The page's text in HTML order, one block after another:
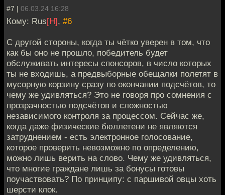
#7 | 06.03.24 16:28
Кому: Rus[H], #6
С другой стороны, когда ты чётко уверен в том, что
как бы оно не прошло, победитель будет
обслуживать интересы спонсоров, в число которых
ты не входишь, а предвыборные обещалки полетят в
мусорную корзину сразу по окончании подсчётов, то
чему же удивляться? Это не говоря про сомнения с
прозрачностью подсчётов и сложностью
независимого контроля за процессом. Сейчас же,
когда даже физические бюллетени не являются
затруднением - есть электронное голосование,
которое проверить невозможно по определению,
можно лишь верить на слово. Чему же удивляться,
что многие граждане лишь за бонусы готовы
поучаствовать? По принципу: с паршивой овцы хоть
шерсти клок.